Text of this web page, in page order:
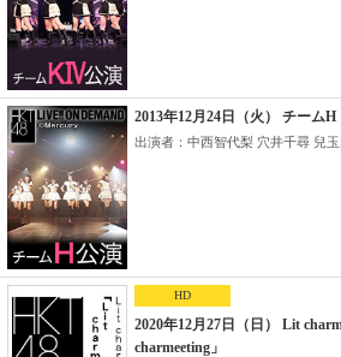
2013年12月24日（火） チーム
出演者：中西智代梨 穴井千尋 兒玉
HD
2020年12月27日（日） Lit
charmeeting」